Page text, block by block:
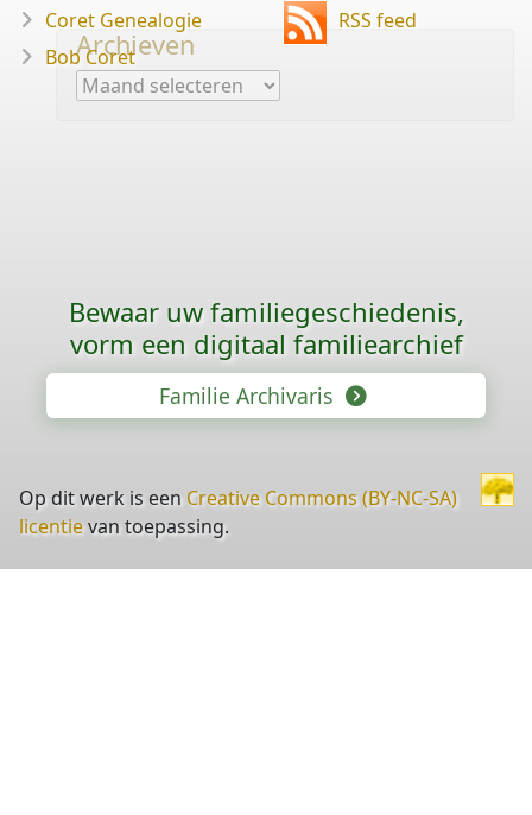
Archieven
Archieven
Coret Genealogie
Bob Coret
RSS feed
Bewaar uw familie­geschiedenis,
vorm een digitaal familiearchief
Familie Archivaris
Op dit werk is een Creative Commons (BY-NC-SA)
licentievan toepassing.